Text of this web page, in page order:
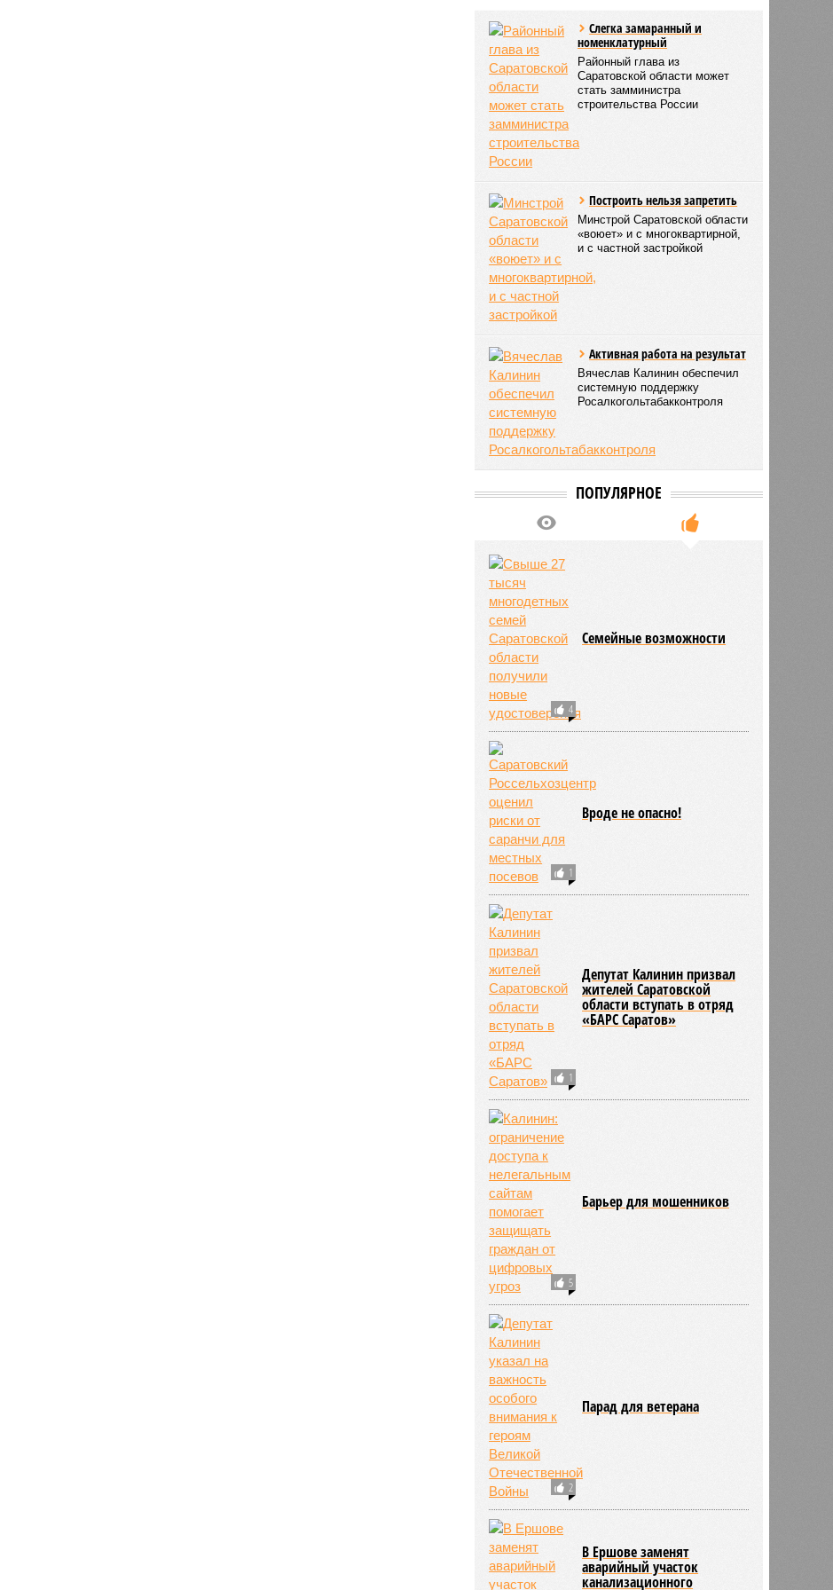
Слегка замаранный и
номенклатурный
Районный глава из
Саратовской области может
стать замминистра
строительства России
Построить нельзя запретить
Минстрой Саратовской области
«воюет» и с многоквартирной,
и с частной застройкой
Активная работа на результат
Вячеслав Калинин обеспечил
системную поддержку
Росалкогольтабакконтроля
ПОПУЛЯРНОЕ
4
Семейные возможности
1
Вроде не опасно!
1
Депутат Калинин призвал
жителей Саратовской
области вступать в отряд
«БАРС Саратов»
5
Барьер для мошенников
2
Парад для ветерана
В Ершове заменят
аварийный участок
канализационного